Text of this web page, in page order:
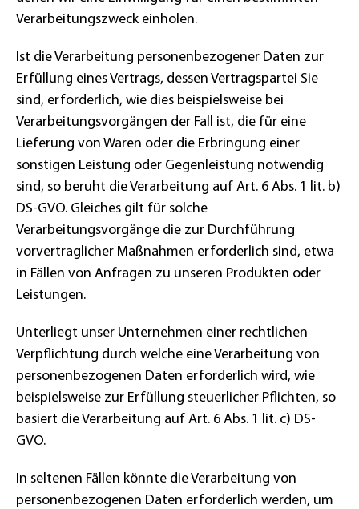
Verarbeitungszweck einholen.
Ist die Verarbeitung personenbezogener Daten zur
Erfüllung eines Vertrags, dessen Vertragspartei Sie
sind, erforderlich, wie dies beispielsweise bei
Verarbeitungsvorgängen der Fall ist, die für eine
Lieferung von Waren oder die Erbringung einer
sonstigen Leistung oder Gegenleistung notwendig
sind, so beruht die Verarbeitung auf Art. 6 Abs. 1 lit. b)
DS-GVO. Gleiches gilt für solche
Verarbeitungsvorgänge die zur Durchführung
vorvertraglicher Maßnahmen erforderlich sind, etwa
in Fällen von Anfragen zu unseren Produkten oder
Leistungen.
Unterliegt unser Unternehmen einer rechtlichen
Verpflichtung durch welche eine Verarbeitung von
personenbezogenen Daten erforderlich wird, wie
beispielsweise zur Erfüllung steuerlicher Pflichten, so
basiert die Verarbeitung auf Art. 6 Abs. 1 lit. c) DS-
GVO.
In seltenen Fällen könnte die Verarbeitung von
personenbezogenen Daten erforderlich werden, um